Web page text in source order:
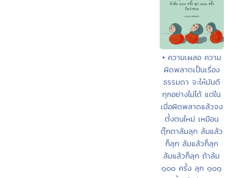
• ความเผลอ ความ
ผิดพลาดเป็นเรื่อง
ธรรมดา จะให้มันดี
ทุกอย่างไม่ได้ แต่ใน
เมื่อผิดพลาดแล้วจง
ตั้งตนใหม่ เหมือน
ตุ๊กตาล้มลุก ล้มแล้ว
ก็ลุก ล้มแล้วก็ลุก
ล้มแล้วก็ลุก ถ้าล้ม
๑๐๐ ครั้ง ลุก ๑๐๑